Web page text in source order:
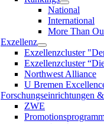
National
International
More Than
Exzellenz
Exzellenzcluster
Exzellenzcluster
Northwest Alliance
U Bremen
Forschungseinrichtungen
ZWE